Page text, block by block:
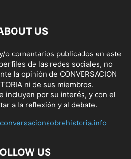
US
o comentarios publicados en este
de las redes sociales, no
la opinión de CONVERSACION
ni de sus miembros.
incluyen por su interés, y con el
a la reflexión y al debate.
US